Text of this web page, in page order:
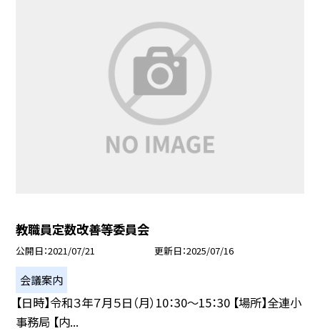
教職員定数改善等委員会
公開日 2021/07/21 更新日 2025/07/16
会議案内
【日時】令和３年７月５日（月）10：30〜15：30 【場所】全連小
事務局 【内...